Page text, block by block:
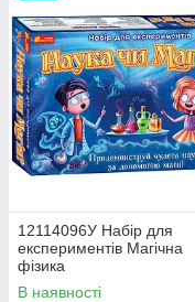
12114096У Набір для
експериментів Магічна
фізика
В наявності